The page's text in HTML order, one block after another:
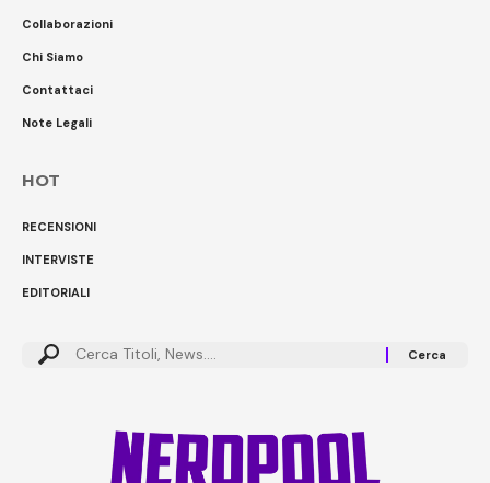
Collaborazioni
Chi Siamo
Contattaci
Note Legali
HOT
RECENSIONI
INTERVISTE
EDITORIALI
Cerca: